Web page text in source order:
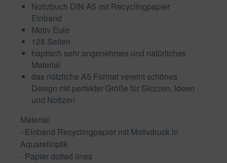
Notizbuch DIN A5 mit Recyclingpapier
Einband
Motiv Eule
128 Seiten
haptisch sehr angenehmes und natürliches
Material
das nützliche A5 Format vereint schönes
Design mit perfekter Größe für Skizzen, Ideen
und Notizen
Material:
- Einband Recyclingpapier mit Motivdruck in
Aquarelloptik
- Papier dotted lines